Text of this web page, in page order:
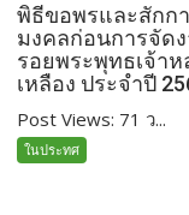
พิธีขอพรและสักกา
มงคลก่อนการจัด
รอยพระพุทธเจ้า
เหลือง ประจำปี
Post Views: 71 ว...
ในประทศ